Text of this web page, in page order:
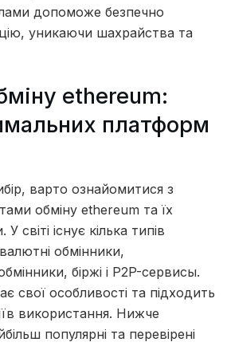
допоможе безпечно
уникаючи шахрайства та
ethereum:
платформ
варто ознайомитися з
обміну ethereum та їх
світі існує кілька типів
обмінники,
біржі і P2P-сервисы.
свої особливості та підходить
використання. Нижче
популярні та перевірені